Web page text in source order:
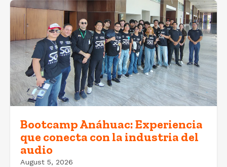
Bootcamp Anáhuac: Experiencia
que conecta con la industria del
audio
August 5, 2026